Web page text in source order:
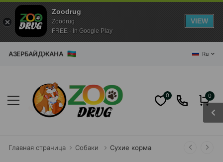
АЗЕРБАЙДЖАНА Ru
0 0
Главная страница Собаки Сухие корма
Zoodrug
Zoodrug
FREE - In Google Play
VIEW